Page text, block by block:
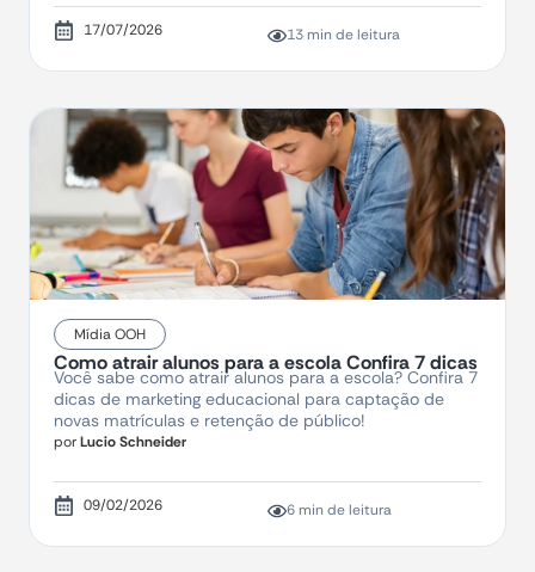
17/07/2026 13 min de leitura
Mídia OOH
Como atrair alunos para a escola Confira 7 dicas
Você sabe como atrair alunos para a escola? Confira 7
dicas de marketing educacional para captação de
novas matrículas e retenção de público!
porLucio Schneider
09/02/2026 6 min de leitura